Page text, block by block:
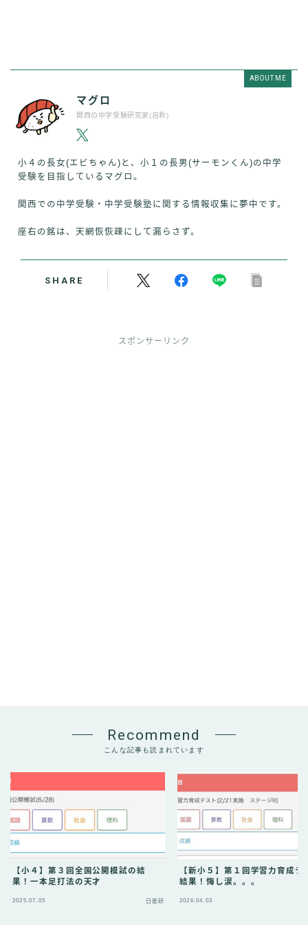
ABOUT ME
マグロ
関西の中学受験研究家(自称)
小４の長女(エビちゃん)と、小１の長男(サーモンくん)の中学
受験を目指しているマグロ。
関西での中学受験・中学受験塾に関する情報収集に夢中です。
座右の銘は、天網恢恢疎にして漏らさず。
SHARE
スポンサーリンク
Recommend
こんな記事も読まれています
【小４】第３回全国公開模試の結
果！一本足打法の天才
2025.07.05 日能研
【新小５】第１回学習力育成テ
結果！悔し涙。。。
2026.04.03